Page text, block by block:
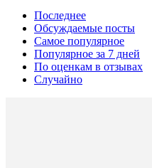
Последнее
Обсуждаемые посты
Самое популярное
Популярное за 7 дней
По оценкам в отзывах
Случайно